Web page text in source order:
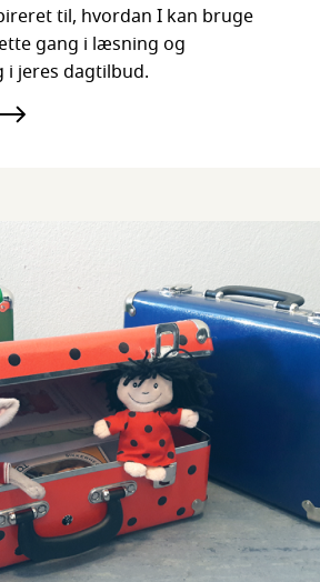
til, hvordan I kan bruge
gang i læsning og
jeres dagtilbud.